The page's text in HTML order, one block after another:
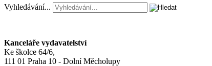
Vyhledávání...
Kanceláře vydavatelství
Ke školce 64/6,
111 01 Praha 10 - Dolní Měcholupy